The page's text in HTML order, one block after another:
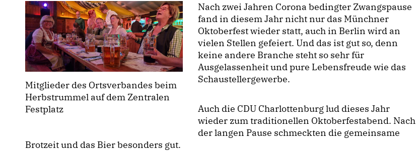
Mitglieder des Ortsverbandes beim
Herbstrummel auf dem Zentralen
Festplatz
Nach zwei Jahren Corona bedingter Zwangspause
fand in diesem Jahr nicht nur das Münchner
Oktoberfest wieder statt, auch in Berlin wird an
vielen Stellen gefeiert. Und das ist gut so, denn
keine andere Branche steht so sehr für
Ausgelassenheit und pure Lebensfreude wie das
Schaustellergewerbe.
Auch die CDU Charlottenburg lud dieses Jahr
wieder zum traditionellen Oktoberfestabend. Nach
der langen Pause schmeckten die gemeinsame
Brotzeit und das Bier besonders gut.